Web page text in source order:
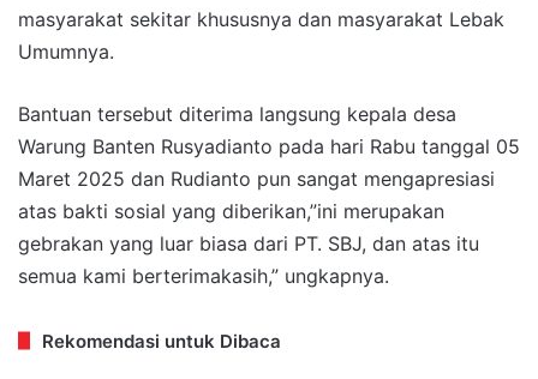
masyarakat sekitar khususnya dan masyarakat Lebak
Umumnya.
Bantuan tersebut diterima langsung kepala desa
Warung Banten Rusyadianto pada hari Rabu tanggal 05
Maret 2025 dan Rudianto pun sangat mengapresiasi
atas bakti sosial yang diberikan,”ini merupakan
gebrakan yang luar biasa dari PT. SBJ, dan atas itu
semua kami berterimakasih,” ungkapnya.
Rekomendasi untuk Dibaca